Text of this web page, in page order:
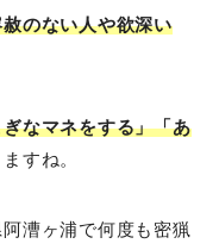
のない人や欲深い
なマネをする」「あ
すね。
漕ヶ浦で何度も密猟